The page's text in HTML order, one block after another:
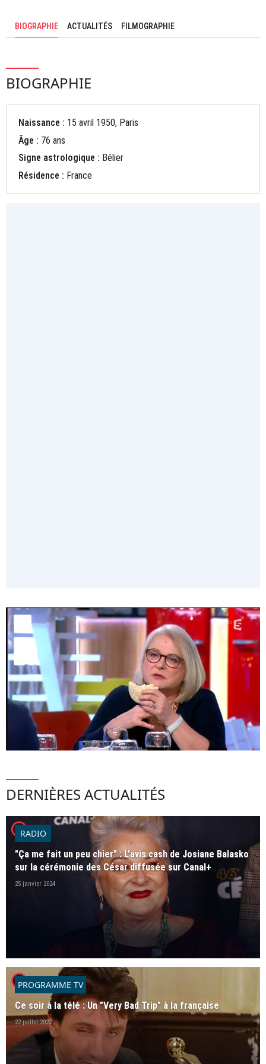
BIOGRAPHIE ACTUALITÉS FILMOGRAPHIE
BIOGRAPHIE
Naissance : 15 avril 1950, Paris
Âge : 76 ans
Signe astrologique : Bélier
Résidence : France
DERNIÈRES ACTUALITÉS
player2RADIO
"Ça me fait un peu chier" : L'avis cash de Josiane Balasko
sur la cérémonie des César diffusée sur Canal+
25 janvier 2024
player2
PROGRAMME TV
Ce soir à la télé : Un "Very Bad Trip" à la française
22 juillet 2022